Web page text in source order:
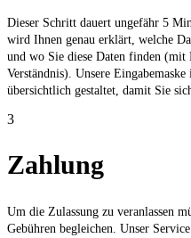
Dieser Schritt dauert ungefähr 5
wird Ihnen genau erklärt, welche
und wo Sie diese Daten finden (mit
Verständnis). Unsere
übersichtlich gestaltet, damit Sie
3
Zahlung
Um die Zulassung zu veranlassen
Gebühren begleichen. Unser